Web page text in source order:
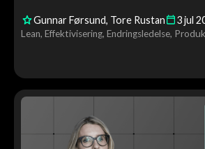
verdiskaping gjennom
og kontinuerlig forbedring.
Gunnar Førsund Tore Rustan 3jul
Lean Effektivisering Endringsledelse